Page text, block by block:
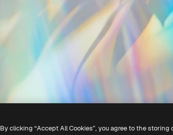
By clicking “Accept All Cookies”, you agree to the